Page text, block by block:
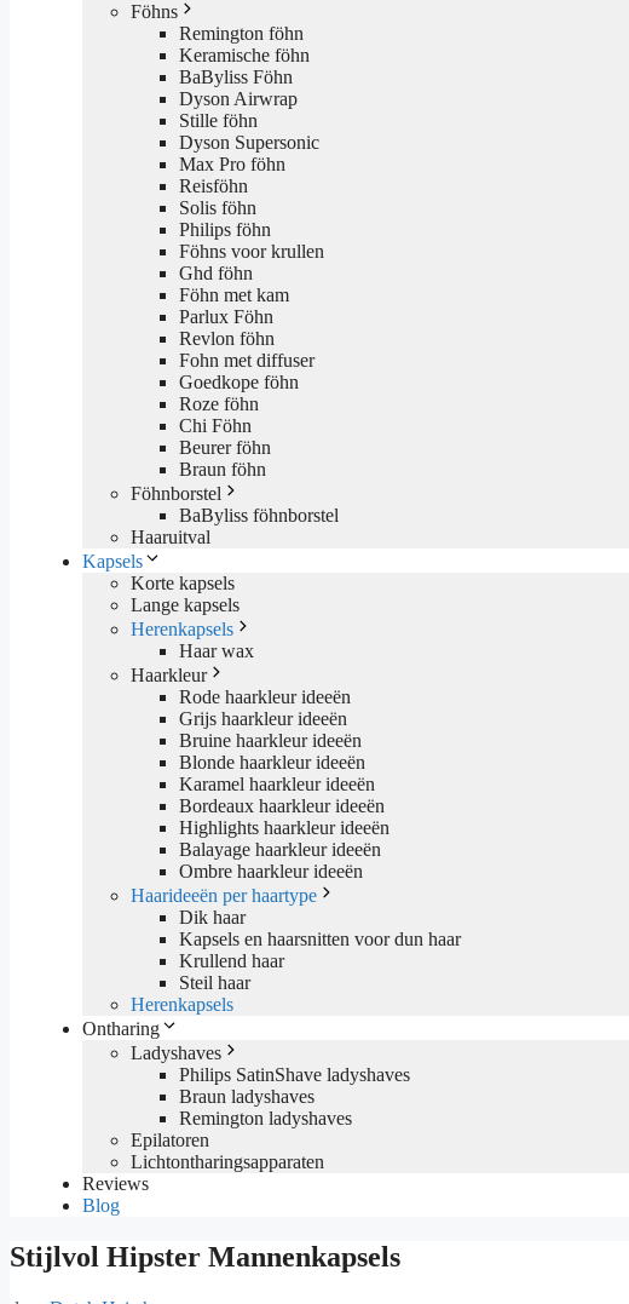
Föhns
Remington föhn
Keramische föhn
BaByliss Föhn
Dyson Airwrap
Stille föhn
Dyson Supersonic
Max Pro föhn
Reisföhn
Solis föhn
Philips föhn
Föhns voor krullen
Ghd föhn
Föhn met kam
Parlux Föhn
Revlon föhn
Fohn met diffuser
Goedkope föhn
Roze föhn
Chi Föhn
Beurer föhn
Braun föhn
Föhnborstel
BaByliss föhnborstel
Haaruitval
Kapsels
Korte kapsels
Lange kapsels
Herenkapsels
Haar wax
Haarkleur
Rode haarkleur ideeën
Grijs haarkleur ideeën
Bruine haarkleur ideeën
Blonde haarkleur ideeën
Karamel haarkleur ideeën
Bordeaux haarkleur ideeën
Highlights haarkleur ideeën
Balayage haarkleur ideeën
Ombre haarkleur ideeën
Haarideeën per haartype
Dik haar
Kapsels en haarsnitten voor dun haar
Krullend haar
Steil haar
Herenkapsels
Ontharing
Ladyshaves
Philips SatinShave ladyshaves
Braun ladyshaves
Remington ladyshaves
Epilatoren
Lichtontharingsapparaten
Reviews
Blog
Stijlvol Hipster Mannenkapsels